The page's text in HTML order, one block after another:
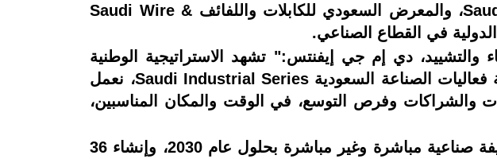
Saudi Rubber Expo، والمعرض السعودي للآلات Saudi Machinery Expo، والمعرض السعودي للكابلات واللفائف Saudi Wire &
والتشييد، دي إم جي إيفنتس:" تشهد الاستراتيجية الوطنية
للصناعة انطلاقة جديدة تدفع نحو نهضة صناعية شاملة. ومن خلال سلسلة فعاليات الصناعة السعودية Saudi Industrial Series، نعمل
والشراكات وفرص التوسع، في الوقت والمكان المناسبين،
ووفقاً للاستراتيجية الوطنية للصناعة، تهدف المملكة توفير ٢.١ مليون وظيفة صناعية مباشرة وغير مباشرة بحلول عام 2030، وإنشاء 36